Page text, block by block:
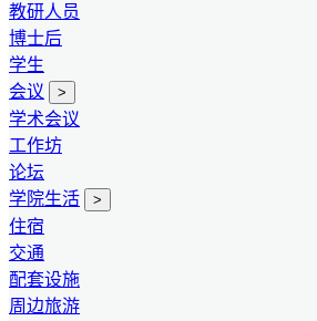
教研人员
博士后
学生
会议
>
学术会议
工作坊
论坛
学院生活
>
住宿
交通
配套设施
周边旅游